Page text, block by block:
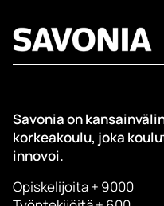
Savonia on
korkeakoulu, joka
innovoi.
Opiskelijoita + 9000